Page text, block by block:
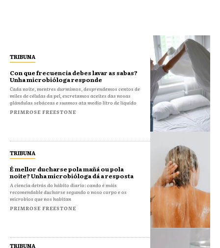
TRIBUNA
Con que frecuencia debes lavar as sabas?
Unha microbióloga responde
Cada noite, mentres durmimos, desprendemos centos de
miles de células da pel, excretamos aceites das nosas
glándulas sebáceas e suamos ata medio litro de líquido
PRIMROSE FREESTONE
TRIBUNA
É mellor ducharse pola mañá ou pola
noite? Unha microbióloga dá a resposta
A ciencia detrás do hábito diario: cando é máis
recomendable ducharse segundo o noso corpo e os
microbios que nos habitan
PRIMROSE FREESTONE
TRIBUNA